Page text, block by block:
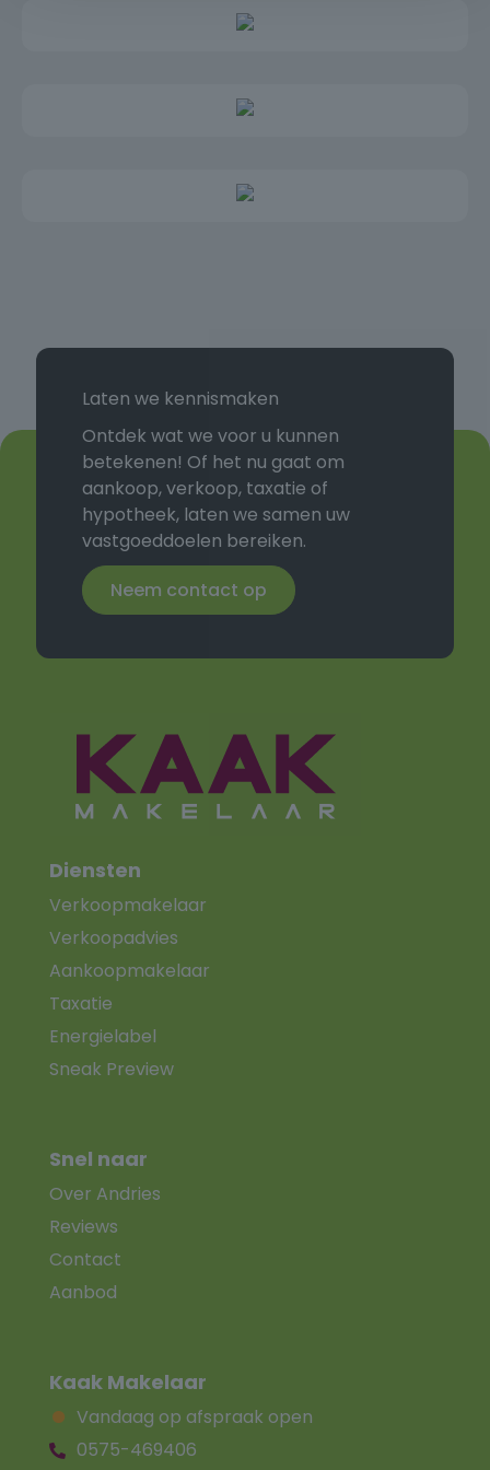
elkaar te typen en af te sluiten met .nl
Laten we kennismaken
Ontdek wat we voor u kunnen
betekenen! Of het nu gaat om
aankoop, verkoop, taxatie of
hypotheek, laten we samen uw
vastgoeddoelen bereiken.
Neem contact op
Diensten
Verkoopmakelaar
Verkoopadvies
Aankoopmakelaar
Taxatie
Energielabel
Sneak Preview
Snel naar
Over Andries
Reviews
Contact
Aanbod
Kaak Makelaar
Vandaag op afspraak open
0575-469406